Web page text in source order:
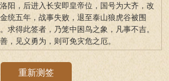
阳，后进入长安即皇帝位，国号为大齐，改
统五年，战事失败，退至泰山狼虎谷被围
求得此签者，乃笼中困鸟之象，凡事不吉。
，见义勇为，则可免灾危之厄。
重新测签